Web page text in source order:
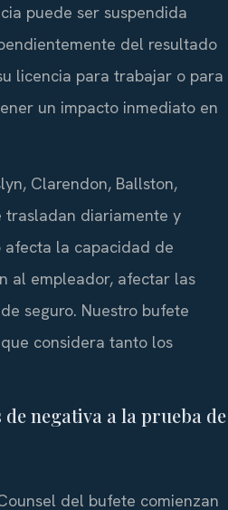
puede ser suspendida
del resultado
licencia para trabajar o para
un impacto inmediato en
Clarendon, Ballston,
trasladan diariamente y
afecta la capacidad de
al empleador, afectar las
seguro. Nuestro bufete
considera tanto los
de negativa a la prueba de
del bufete comienzan